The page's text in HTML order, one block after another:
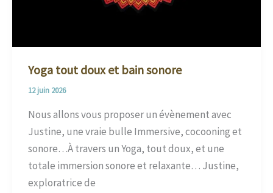
Yoga tout doux et bain sonore
12 juin 2026
Nous allons vous proposer un évènement avec
Justine, une vraie bulle Immersive, cocooning et
sonore…À travers un Yoga, tout doux, et une
totale immersion sonore et relaxante… Justine,
exploratrice de